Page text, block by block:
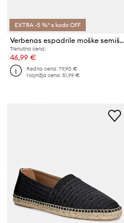
EXTRA -5 %* s kodo OFF
Verbenas espadrile moške semišaste TRACK SERRAJE
Trenutna cena:
46,99 €
Redna cena:79,90 €
Najnižja cena:51,99 €